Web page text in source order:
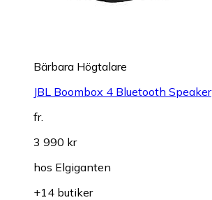
Bärbara Högtalare
JBL Boombox 4 Bluetooth Speaker
fr.
3 990 kr
hos Elgiganten
+14 butiker